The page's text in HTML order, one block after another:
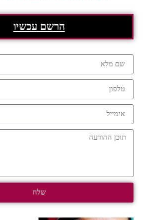
הרשם עכשיו
שלח